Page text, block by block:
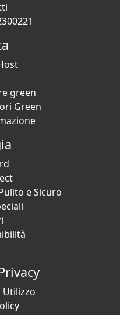
green
Green
e Sicuro
Utilizzo